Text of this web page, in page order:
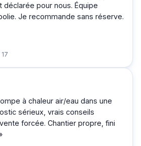
pour nous. Équipe
Je recommande sans réserve.
à chaleur air/eau dans une
sérieux, vrais conseils
forcée. Chantier propre, fini